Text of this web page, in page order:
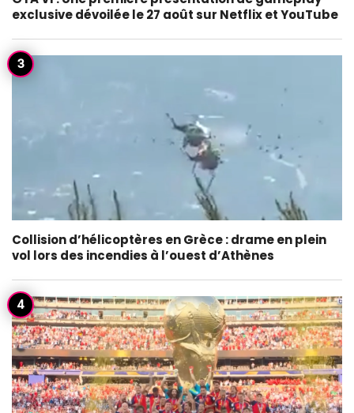
exclusive dévoilée le 27 août sur Netflix et YouTube
Collision d’hélicoptères en Grèce : drame en plein
vol lors des incendies à l’ouest d’Athènes